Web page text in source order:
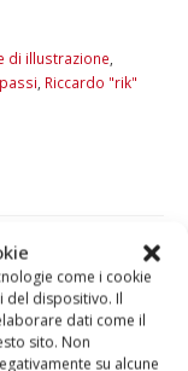
come i cookie
del dispositivo. Il
dati come il
sito. Non
su alcune
di illustrazione
Riccardo "rik"